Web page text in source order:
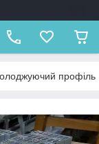
профіль